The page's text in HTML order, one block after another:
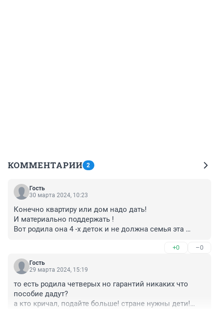
КОММЕНТАРИИ 2
Гость
30 марта 2024, 10:23
Конечно квартиру или дом надо дать!
И материально поддержать !
Вот родила она 4 -х деток и не должна семья эта
программы по по повышению рождаемости?! Вот
реальная история и надо показать как все эти
программы работают на деле!
+0 –0
Гость
29 марта 2024, 15:19
то есть родила четверых но гарантий никаких что
пособие дадут?
а кто кричал, подайте больше! стране нужны дети!